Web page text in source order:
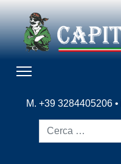
M. +39 3284405206 •